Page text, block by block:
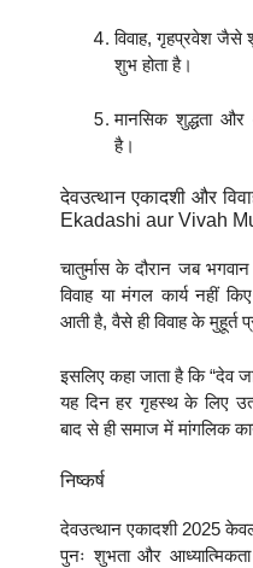
विवाह, गृहप्रवेश जैसे
शुभ होता है।
मानसिक शुद्धता और
है।
देवउत्थान एकादशी और
Ekadashi aur Vivah
चातुर्मास के दौरान जब
विवाह या मंगल कार्य नहीं
आती है, वैसे ही विवाह के मुहूर्त
इसलिए कहा जाता है कि “देव
यह दिन हर गृहस्थ के लिए
बाद से ही समाज में मांगलिक
निष्कर्ष
देवउत्थान एकादशी 2025
पुनः शुभता और